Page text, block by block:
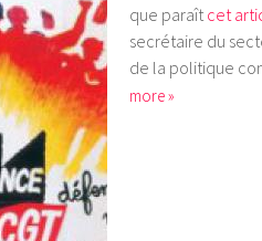
que paraît cet
secrétaire du
de la politique
more »